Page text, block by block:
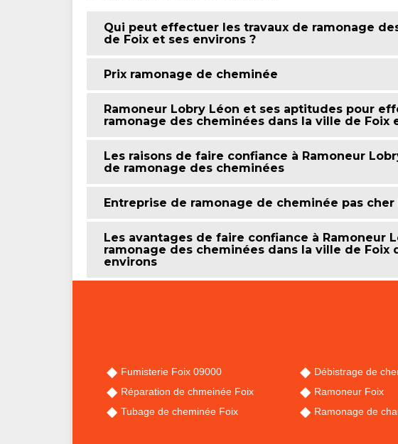
Qui peut effectuer les travaux de ramonage
de Foix et ses environs ?
Prix ramonage de cheminée
Ramoneur Lobry Léon et ses aptitudes pour
ramonage des cheminées dans la ville de Foix
Les raisons de faire confiance à Ramoneur
de ramonage des cheminées
Entreprise de ramonage de cheminée pas cher
Les avantages de faire confiance à Ramoneur
ramonage des cheminées dans la ville de Foix
environs
Fumisterie Foix 09000
Réparation de chmeinée Foix
Tubage de cheminée Foix
Débistrage de
Ramoneur Foix
Ramonage de